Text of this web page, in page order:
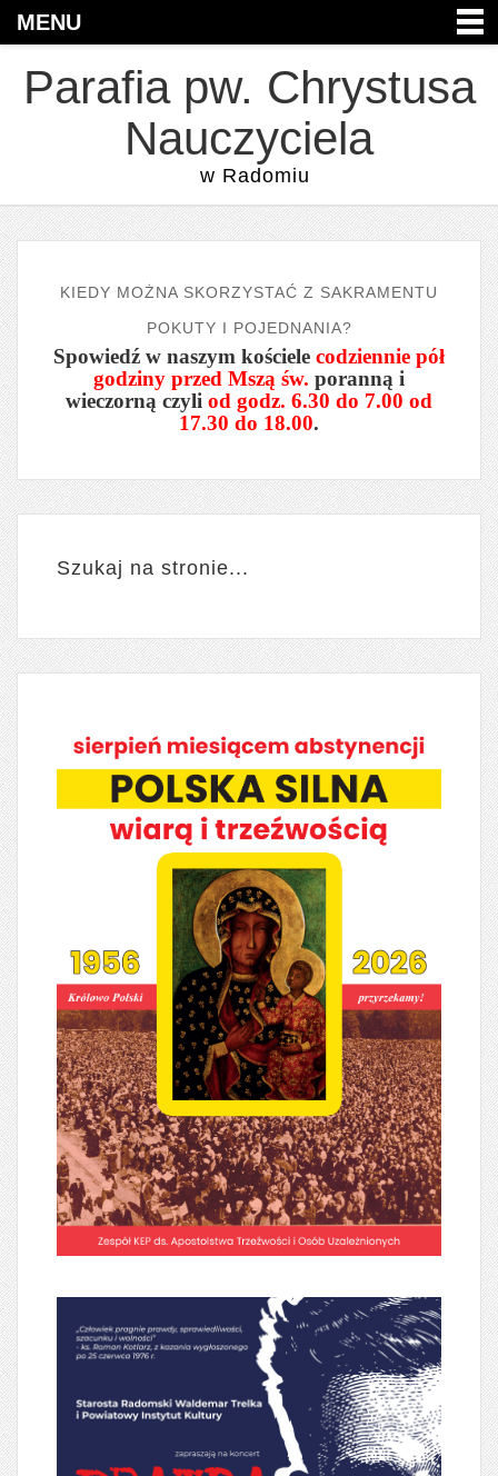
MENU
Parafia pw. Chrystusa
Nauczyciela
w Radomiu
KIEDY MOŻNA SKORZYSTAĆ Z SAKRAMENTU
POKUTY I POJEDNANIA?
Spowiedź w naszym kościele codziennie pół
godziny przed Mszą św. poranną i
wieczorną czyli od godz. 6.30 do 7.00 od
17.30 do 18.00.
Szukaj na stronie...